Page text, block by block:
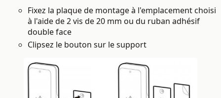
Fixez la plaque de montage à l'emplacement choisi
à l'aide de 2 vis de 20 mm ou du ruban adhésif
double face
Clipsez le bouton sur le support